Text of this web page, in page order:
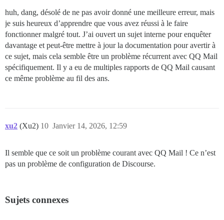
huh, dang, désolé de ne pas avoir donné une meilleure erreur, mais
je suis heureux d’apprendre que vous avez réussi à le faire
fonctionner malgré tout. J’ai ouvert un sujet interne pour enquêter
davantage et peut-être mettre à jour la documentation pour avertir à
ce sujet, mais cela semble être un problème récurrent avec QQ Mail
spécifiquement. Il y a eu de multiples rapports de QQ Mail causant
ce même problème au fil des ans.
xu2 (Xu2) Janvier 14, 2026, 12:59
10
Il semble que ce soit un problème courant avec QQ Mail ! Ce n’est
pas un problème de configuration de Discourse.
Sujets connexes